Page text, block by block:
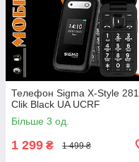
Телефон Sigma X-Style 281
Clik Black UA UCRF
Більше 3 од.
1 299 ₴ 1 499 ₴